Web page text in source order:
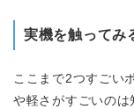
実機を触ってみ
ここまで2つすごい
や軽さがすごいのは